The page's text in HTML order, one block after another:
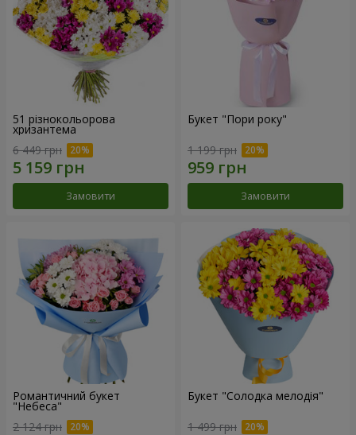
51 різнокольорова
хризантема
6 449 грн
Замовити
Букет "Пори року"
1 199 грн
Замовити
Романтичний букет
"Небеса"
2 124 грн
Букет "Солодка мелодія"
1 499 грн